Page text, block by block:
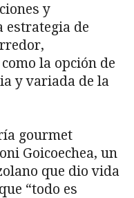
y
estrategia de
la opción de
y variada de la
gourmet
Goicoechea, un
que dio vida
“todo es